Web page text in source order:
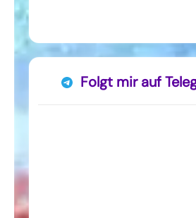
Folgt mir auf